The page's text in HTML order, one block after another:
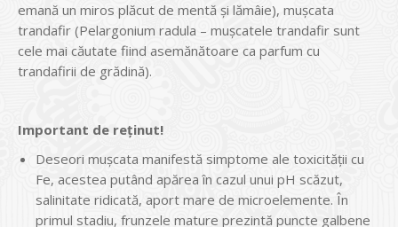
emană un miros plăcut de mentă și lămâie), mușcata
trandafir (Pelargonium radula – mușcatele trandafir sunt
cele mai căutate fiind asemănătoare ca parfum cu
trandafirii de grădină).
Important de reținut!
Deseori mușcata manifestă simptome ale toxicității cu
Fe, acestea putând apărea în cazul unui pH scăzut,
salinitate ridicată, aport mare de microelemente. În
primul stadiu, frunzele mature prezintă puncte galbene